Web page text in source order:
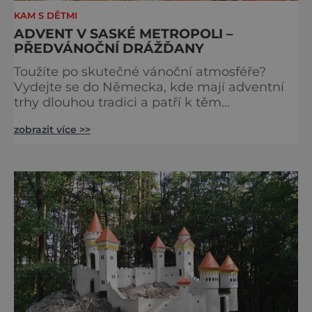
KAM S DĚTMI
ADVENT V SASKÉ METROPOLI –
PŘEDVÁNOČNÍ DRÁŽĎANY
Toužíte po skutečné vánoční atmosféře?
Vydejte se do Německa, kde mají adventní
trhy dlouhou tradici a patří k těm
českým hranicím najdete v Drážďanech –
S norimberským Christkindlesmarktem se
drážďanské vánoční trhy každoročně
přetahují o pozici nejnavštěvovanějších t
zobrazit více >>